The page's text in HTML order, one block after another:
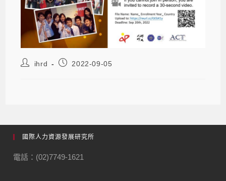
ihrd 2022-09-05
國際人力資源發展研究所
電話：(02)7749-1621